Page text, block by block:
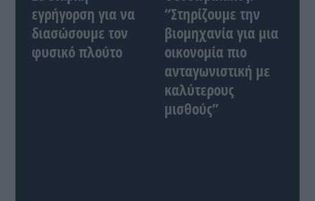
εγρήγορση για να
διασώσουμε τον
φυσικό πλούτο
“Στηρίζουμε την
βιομηχανία για μια
οικονομία πιο
ανταγωνιστική με
καλύτερους
μισθούς”